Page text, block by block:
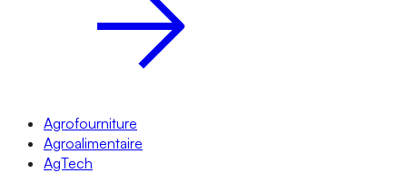
Agrofourniture
Agroalimentaire
AgTech